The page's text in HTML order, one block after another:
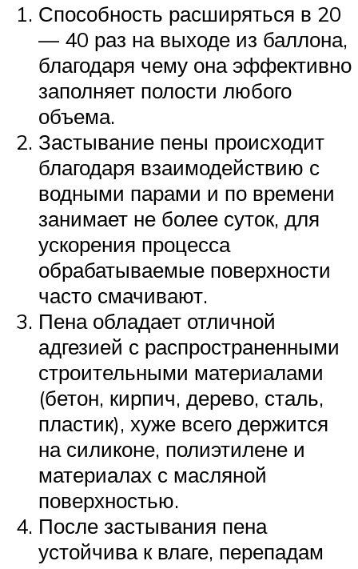
Способность расширяться в 20
— 40 раз на выходе из баллона,
благодаря чему она эффективно
заполняет полости любого
объема.
Застывание пены происходит
благодаря взаимодействию с
водными парами и по времени
занимает не более суток, для
ускорения процесса
обрабатываемые поверхности
часто смачивают.
Пена обладает отличной
адгезией с распространенными
строительными материалами
(бетон, кирпич, дерево, сталь,
пластик), хуже всего держится
на силиконе, полиэтилене и
материалах с масляной
поверхностью.
После застывания пена
устойчива к влаге, перепадам